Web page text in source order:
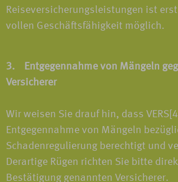
Reiseversicherungsleistungen ist
vollen Geschäftsfähigkeit möglich.
3. Entgegennahme von Mängeln
Versicherer
Wir weisen Sie drauf hin, dass
Entgegennahme von Mängeln
Schadenregulierung berechtigt und
Derartige Rügen richten Sie bitte
Bestätigung genannten Versicherer.